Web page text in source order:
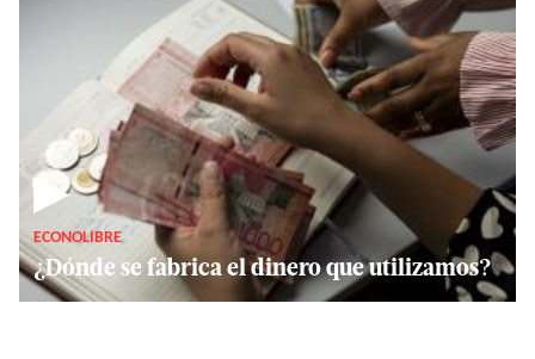
▶
ECONOLIBRE
¿Dónde se fabrica el dinero que utilizamos?